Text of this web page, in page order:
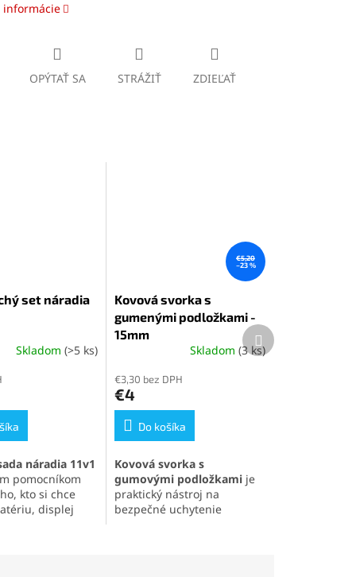
informácie
OPÝTAŤ SA STRÁŽIŤ ZDIEĽAŤ
set náradia
Skladom(>5 ks)
náradia 11v1
pomocníkom
kto si chce
displej
€5,20
–23 %
Kovová svorka s
gumenými podložkami -
15mm
produktu
je
5,0
5
hviezdičiek.
Skladom(3 ks)
€3,30 bez DPH
€4
Do košíka
Kovová svorka s
gumovými podložkami je
praktický nástroj na
bezpečné uchytenie
Ďalší
produkt